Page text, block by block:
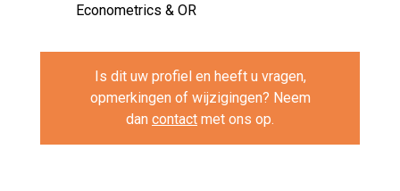
Econometrics & OR
Is dit uw profiel en heeft u vragen,
opmerkingen of wijzigingen? Neem
dan contact met ons op.